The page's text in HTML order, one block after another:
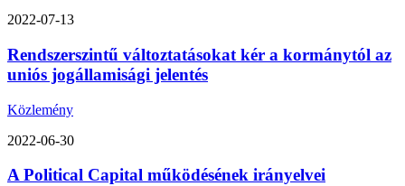
2022-07-13
Rendszerszintű változtatásokat kér a kormánytól az
uniós jogállamisági jelentés
Közlemény
2022-06-30
A Political Capital működésének irányelvei